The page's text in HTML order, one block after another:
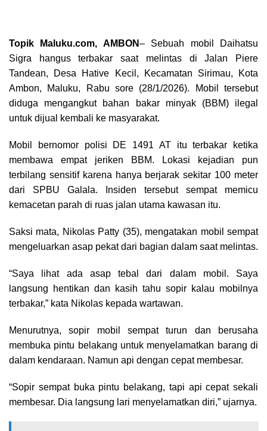
Topik Maluku.com, AMBON– Sebuah mobil Daihatsu
Sigra hangus terbakar saat melintas di Jalan Piere
Tandean, Desa Hative Kecil, Kecamatan Sirimau, Kota
Ambon, Maluku, Rabu sore (28/1/2026). Mobil tersebut
diduga mengangkut bahan bakar minyak (BBM) ilegal
untuk dijual kembali ke masyarakat.
Mobil bernomor polisi DE 1491 AT itu terbakar ketika
membawa empat jeriken BBM. Lokasi kejadian pun
terbilang sensitif karena hanya berjarak sekitar 100 meter
dari SPBU Galala. Insiden tersebut sempat memicu
kemacetan parah di ruas jalan utama kawasan itu.
Saksi mata, Nikolas Patty (35), mengatakan mobil sempat
mengeluarkan asap pekat dari bagian dalam saat melintas.
“Saya lihat ada asap tebal dari dalam mobil. Saya
langsung hentikan dan kasih tahu sopir kalau mobilnya
terbakar,” kata Nikolas kepada wartawan.
Menurutnya, sopir mobil sempat turun dan berusaha
membuka pintu belakang untuk menyelamatkan barang di
dalam kendaraan. Namun api dengan cepat membesar.
“Sopir sempat buka pintu belakang, tapi api cepat sekali
membesar. Dia langsung lari menyelamatkan diri,” ujarnya.